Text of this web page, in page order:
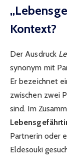
Kontext?
Der Ausdruck
synonym mit
Er bezeichnet
zwischen zwei
sind. Im
Partnerin oder
Eldesouki